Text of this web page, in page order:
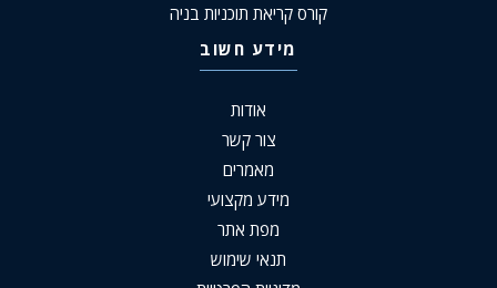
קורס קריאת תוכניות בניה
מידע חשוב
אודות
צור קשר
מאמרים
מידע מקצועי
מפת אתר
תנאי שימוש